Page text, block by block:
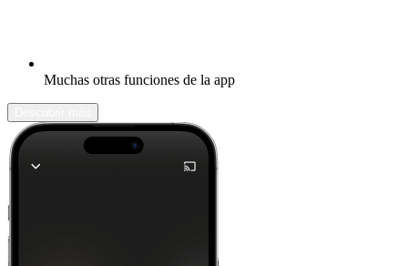
Muchas otras funciones de la app